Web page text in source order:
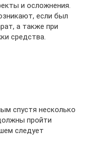
и осложнения.
если был
а также при
средства.
спустя несколько
пройти
следует